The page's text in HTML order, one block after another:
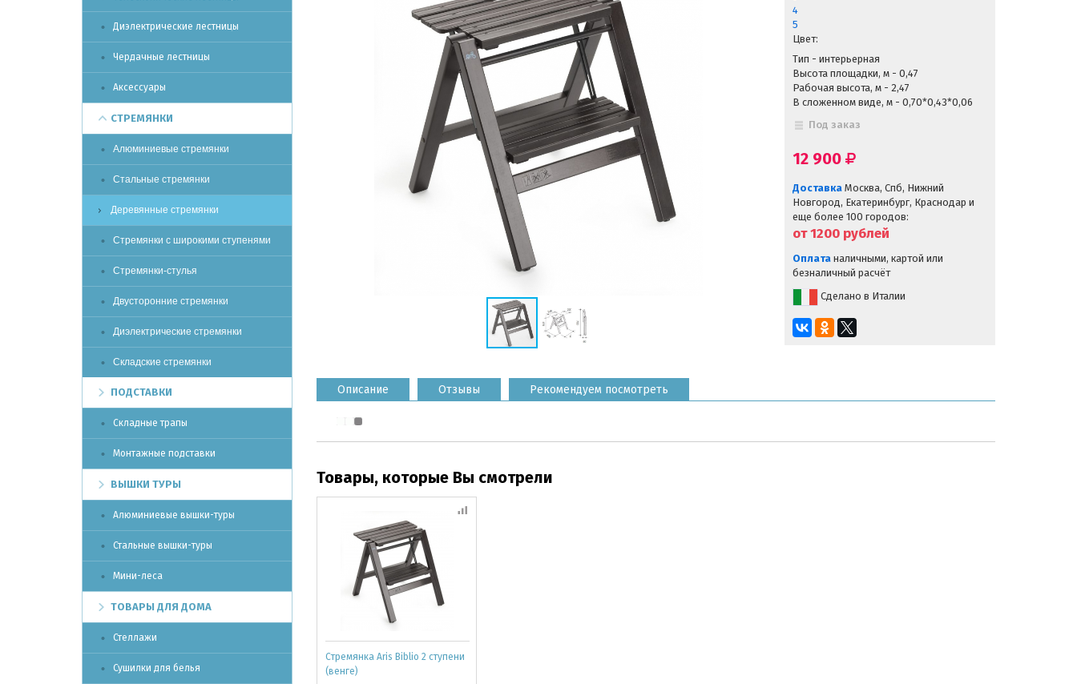
Диэлектрические лестницы
Чердачные лестницы
Аксессуары
СТРЕМЯНКИ
Алюминиевые стремянки
Стальные стремянки
Деревянные стремянки
Стремянки с широкими ступенями
Стремянки-стулья
Двусторонние стремянки
Диэлектрические стремянки
Складские стремянки
ПОДСТАВКИ
Складные трапы
Монтажные подставки
ВЫШКИ ТУРЫ
Алюминиевые вышки-туры
Стальные вышки-туры
Мини-леса
ТОВАРЫ ДЛЯ ДОМА
Стеллажи
Сушилки для белья
4
5
Цвет:
Тип - интерьерная
Высота площадки, м - 0,47
Рабочая высота, м - 2,47
В сложенном виде, м - 0,70*0,43*0,06
Под заказ
12 900
Доставка Москва, Спб, Нижний
Новгород, Екатеринбург, Краснодар и
еще более 100 городов:
от 1200 рублей
Оплата наличными, картой или
безналичный расчёт
Сделано в Италии
Описание Отзывы Рекомендуем посмотреть
Товары, которые Вы смотрели
Cтремянка Aris Biblio 2 ступени
(венге)